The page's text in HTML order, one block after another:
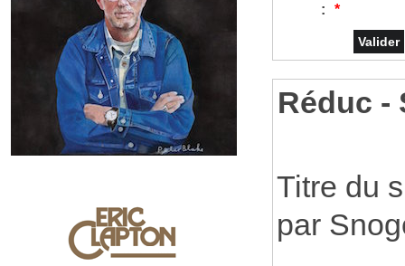
:
*
Réduc -
Titre du
par